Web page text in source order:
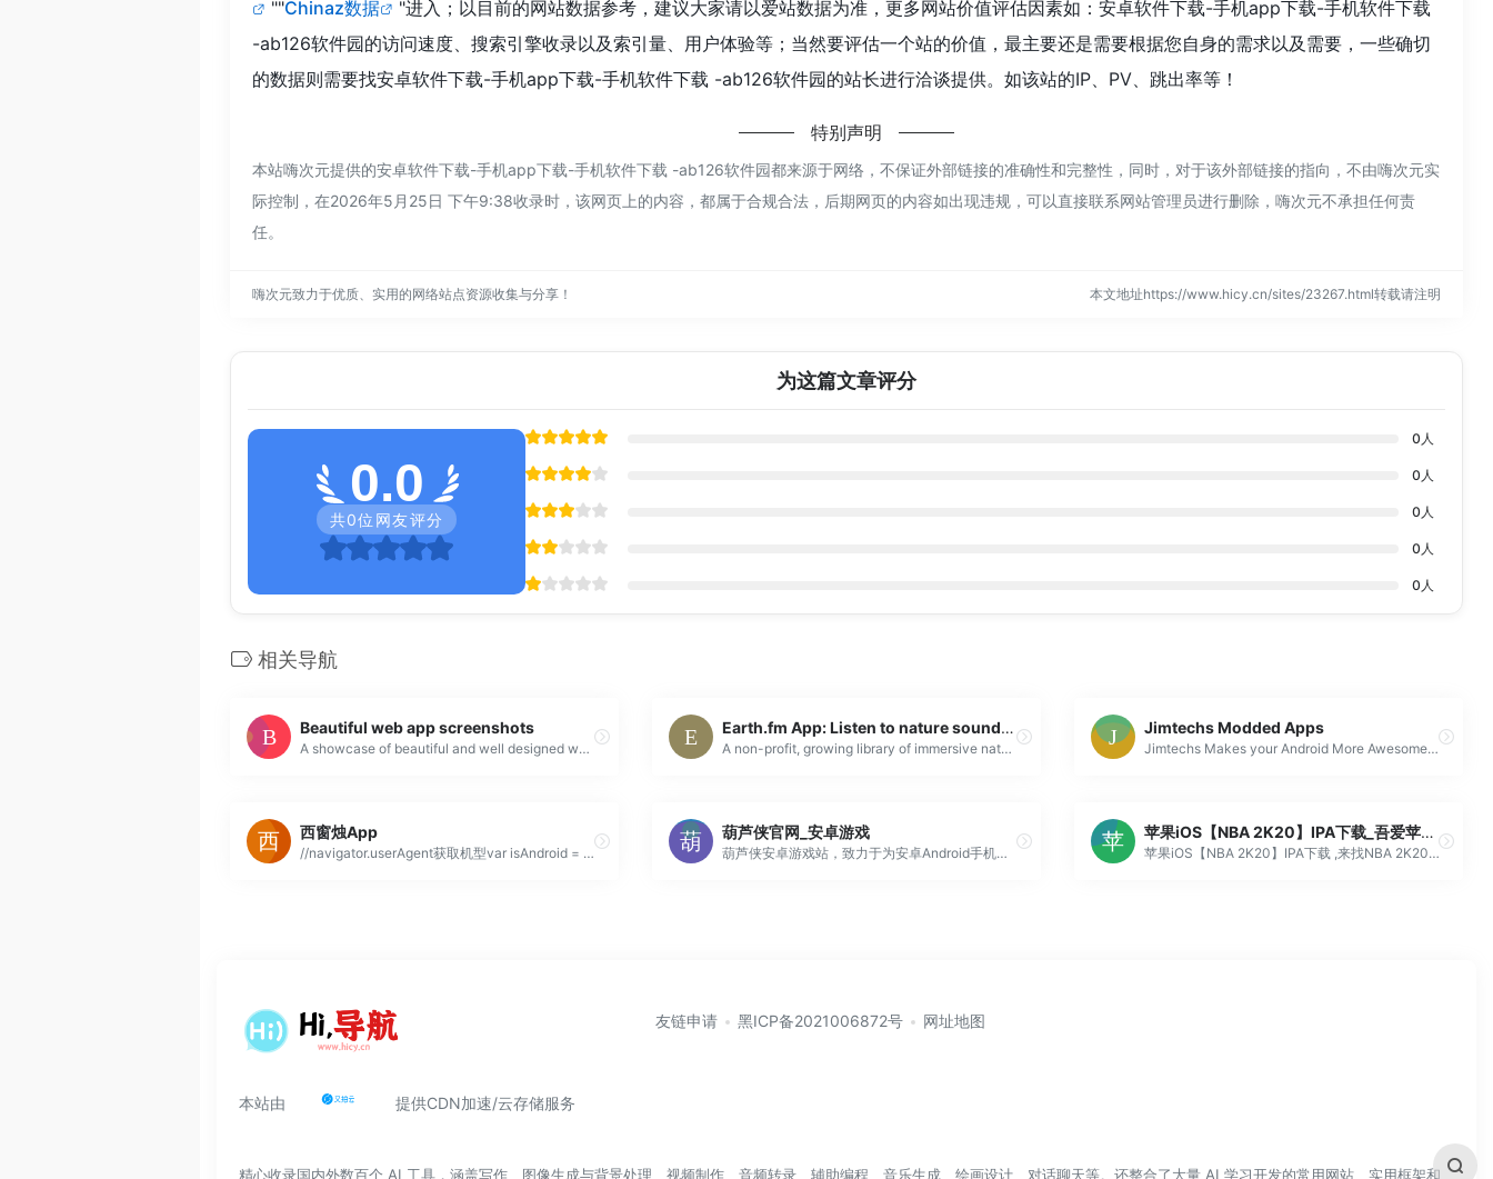
""Chinaz数据
"进入；以目前的网站数据参考，建议大家请以爱站数据为准，更多网站价值评估因素如：安卓软件下载-手机app下载-手机软件下载
-ab126软件园的访问速度、搜索引擎收录以及索引量、用户体验等；当然要评估一个站的价值，最主要还是需要根据您自身的需求以及需要，一些确切
的数据则需要找安卓软件下载-手机app下载-手机软件下载 -ab126软件园的站长进行洽谈提供。如该站的IP、PV、跳出率等！
特别声明
本站嗨次元提供的安卓软件下载-手机app下载-手机软件下载 -ab126软件园都来源于网络，不保证外部链接的准确性和完整性，同时，对于该外部链接的指向，不由嗨次元实
际控制，在2026年5月25日 下午9:38收录时，该网页上的内容，都属于合规合法，后期网页的内容如出现违规，可以直接联系网站管理员进行删除，嗨次元不承担任何责
任。
嗨次元致力于优质、实用的网络站点资源收集与分享！ 本文地址https://www.hicy.cn/sites/23267.html转载请注明
为这篇文章评分
0.0
共0位网友评分
0 人
0 人
0 人
0 人
0 人
相关导航
Beautiful web app screenshots
A showcase of beautiful and well designed web app screens for design inspiration. Including screens from behind signup/paywalls! ??
Earth.fm App: Listen to nature sounds, fall in love with the Earth
A non-profit, growing library of immersive nature sounds from all over the world. Become part of our family and help preserve the planet.
Jimtechs Modded Apps
Jimtechs Makes your Android More Awesome Download apk for Android NoAds, Faster apk downloads Best of all, it's free MODs Full APK
西窗烛App
//navigator.userAgent获取机型var isAndroid = navigator.userAgent.match(/android/ig); var isIos = navigat
葫芦侠官网_安卓游戏
葫芦侠安卓游戏站，致力于为安卓Android手机用户提供最新最全最好玩的安卓手机游戏，免费下载，葫芦侠官方网站。
苹果iOS【NBA 2K20】IPA下载_吾爱苹果账号网
苹果iOS【NBA 2K20】IPA下载 ,来找NBA 2K20 IPA的小伙伴应该都知道，NBA 2K20已经从AppStore下架了，为什么NBA2K 20下架了？当然是为了给他们的新产品 NBA2K21让路
本站由 提供CDN加速/云存储服务
友链申请 黑ICP备2021006872号 网址地图
精心收录国内外数百个 AI 工具，涵盖写作、图像生成与背景处理、视频制作、音频转录、辅助编程、音乐生成、绘画设计、对话聊天等。还整合了大量 AI 学习开发的常用网站、实用框架和